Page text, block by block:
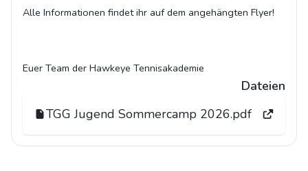
Alle Informationen findet ihr auf dem angehängten Flyer!
Euer Team der Hawkeye Tennisakademie
Dateien
TGG Jugend Sommercamp 2026.pdf